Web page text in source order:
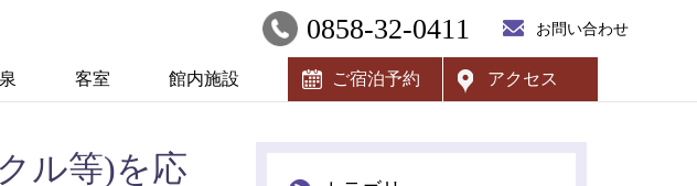
0858-32-0411 お問い合わせ
客室 館内施設 ご宿泊予約 アクセス
ル等)を応